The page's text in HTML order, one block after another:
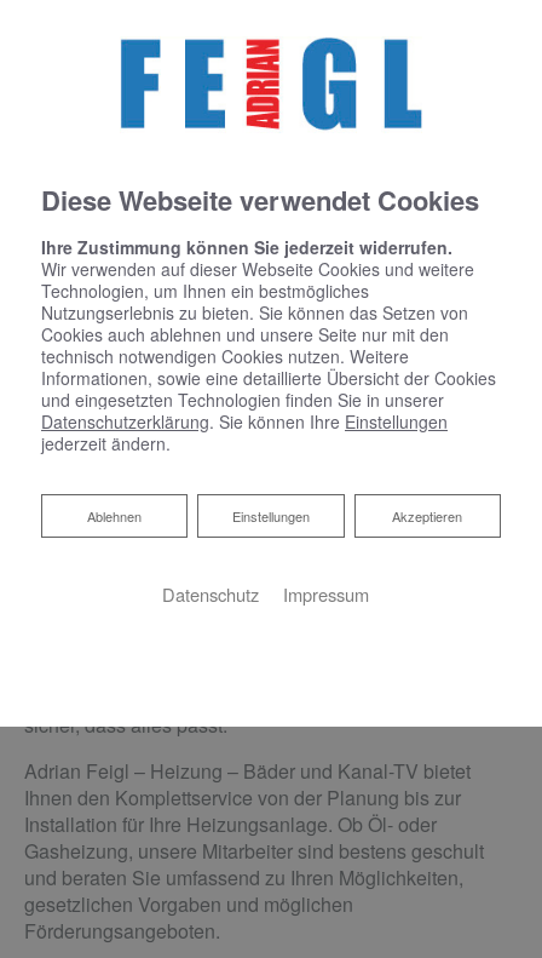
Wärmetechnik vom Fachmann
Qualität, die sich bezahlt macht
sicher, dass alles passt.
Adrian Feigl – Heizung – Bäder und Kanal-TV bietet
Ihnen den Komplettservice von der Planung bis zur
Installation für Ihre Heizungsanlage. Ob Öl- oder
Gasheizung, unsere Mitarbeiter sind bestens geschult
und beraten Sie umfassend zu Ihren Möglichkeiten,
gesetzlichen Vorgaben und möglichen
Förderungsangeboten.
Diese Webseite verwendet Cookies
Ihre Zustimmung können Sie jederzeit widerrufen.
Wir verwenden auf dieser Webseite Cookies und weitere
Technologien, um Ihnen ein bestmögliches
Nutzungserlebnis zu bieten. Sie können das Setzen von
Cookies auch ablehnen und unsere Seite nur mit den
technisch notwendigen Cookies nutzen. Weitere
Informationen, sowie eine detaillierte Übersicht der Cookies
und eingesetzten Technologien finden Sie in unserer
Datenschutzerklärung. Sie können Ihre Einstellungen
jederzeit ändern.
Akzeptieren
Einstellungen
Ablehnen
Ablehnen
Datenschutz Impressum